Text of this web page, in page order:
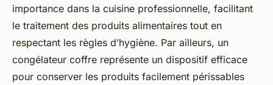
importance dans la cuisine professionnelle, facilitant
le traitement des produits alimentaires tout en
respectant les règles d’hygiène. Par ailleurs, un
congélateur coffre représente un dispositif efficace
pour conserver les produits facilement périssables